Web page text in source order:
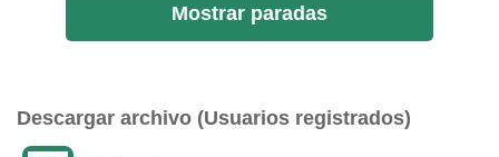
Mostrar paradas
Descargar archivo (Usuarios registrados)